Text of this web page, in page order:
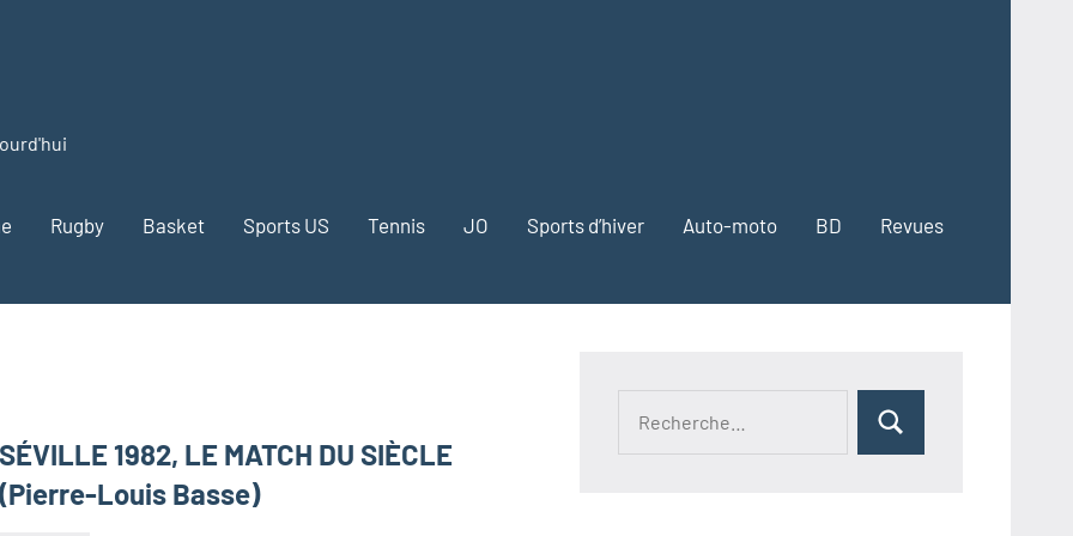
Rugby Basket Sports US Tennis JO Sports d’hiver Auto-moto BD Revues
SÉVILLE 1982, LE MATCH DU SIÈCLE
(Pierre-Louis Basse)
Rechercher